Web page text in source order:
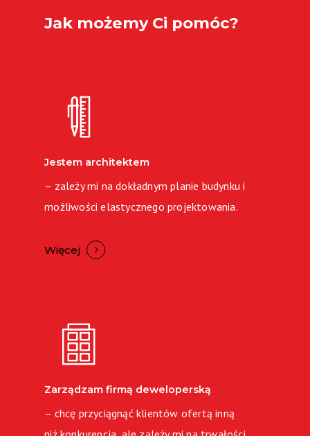
Jak możemy Ci pomóc?
Jestem architektem
– zależy mi na dokładnym planie budynku i
możliwości elastycznego projektowania.
Więcej
Zarządzam firmą deweloperską
– chcę przyciągnąć klientów ofertą inną